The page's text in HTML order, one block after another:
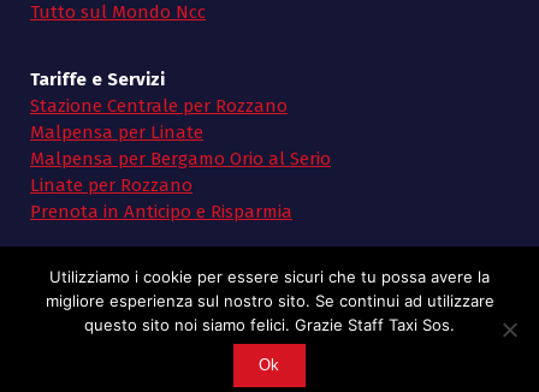
Tutto sul Mondo Ncc
Tariffe e Servizi
Stazione Centrale per Rozzano
Malpensa per Linate
Malpensa per Bergamo Orio al Serio
Linate per Rozzano
Prenota in Anticipo e Risparmia
Copyright © 2026 Taxi SoS | Powered by Taxi Sos
Utilizziamo i cookie per essere sicuri che tu possa avere la
migliore esperienza sul nostro sito. Se continui ad utilizzare
questo sito noi siamo felici. Grazie Staff Taxi Sos.
Ok